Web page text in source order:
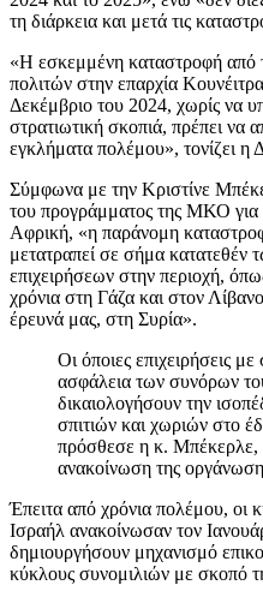
τη διάρκεια και μετά τις
«Η εσκεμμένη καταστροφή από
πολιτών στην επαρχία
Δεκέμβριο του 2024, χωρίς να
στρατιωτική σκοπιά, πρέπει να
εγκλήματα πολέμου», τονίζει η
Σύμφωνα με την Κριστίνε
του προγράμματος της ΜΚΟ
Αφρική, «η παράνομη
μετατραπεί σε σήμα κατατεθέν
επιχειρήσεων στην περιοχή,
χρόνια στη Γάζα και στον
έρευνά μας, στη Συρία».
Οι όποιες επιχειρήσεις
ασφάλεια των συνόρων
δικαιολογήσουν την
σπιτιών και χωριών στο
πρόσθεσε η κ.
ανακοίνωση της
Έπειτα από χρόνια πολέμου, οι
Ισραήλ ανακοίνωσαν τον
δημιουργήσουν μηχανισμό
κύκλους συνομιλιών με σκοπό